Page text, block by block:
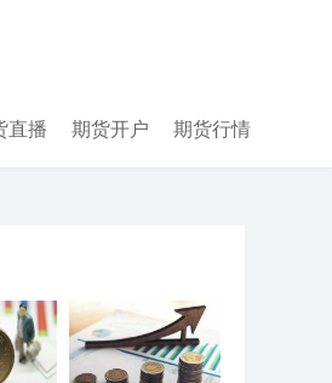
直播 期货开户 期货行情